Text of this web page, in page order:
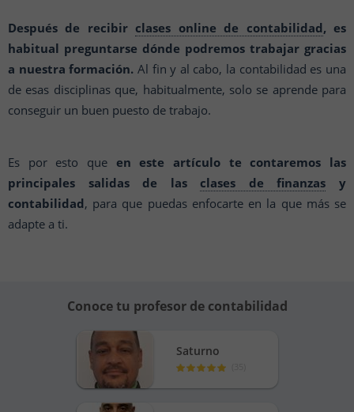
Después de recibir clases online de contabilidad, es
habitual preguntarse dónde podremos trabajar gracias
a nuestra formación. Al fin y al cabo, la contabilidad es una
de esas disciplinas que, habitualmente, solo se aprende para
conseguir un buen puesto de trabajo.
Es por esto que en este artículo te contaremos las
principales salidas de las clases de finanzas y
contabilidad, para que puedas enfocarte en la que más se
adapte a ti.
Conoce tu profesor de contabilidad
Saturno